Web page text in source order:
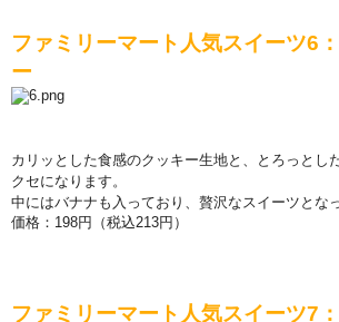
ファミリ ーマー ト人気スイーツ6
ー
カリッとした食感のクッキー生地と、とろっとし
クセになります。
中にはバナナも入っており、贅沢 なスイ ーツとな
価格： 198円（税込213円）
ファミリ ーマー ト人気スイーツ7